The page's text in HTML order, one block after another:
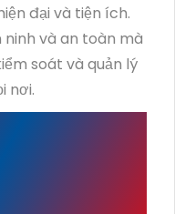
đại và tiện ích.
và an toàn mà
soát và quản lý
nơi.